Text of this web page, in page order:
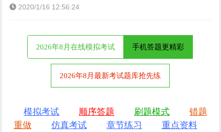
2020/1/16 12:56:24
2026年8月在线模拟考试 手机答题更精彩
2026年8月最新考试题库抢先练
模拟考试 顺序答题 刷题模式
错题
重做
仿真考试 章节练习 重点资料